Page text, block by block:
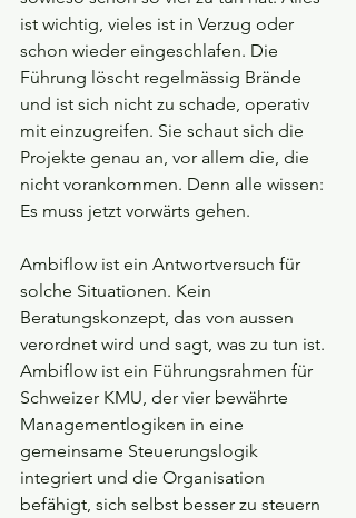
ist wichtig, vieles ist in Verzug oder
schon wieder eingeschlafen. Die
Führung löscht regelmässig Brände
und ist sich nicht zu schade, operativ
mit einzugreifen. Sie schaut sich die
Projekte genau an, vor allem die, die
nicht vorankommen. Denn alle wissen:
Es muss jetzt vorwärts gehen.
Ambiflow ist ein Antwortversuch für
solche Situationen. Kein
Beratungskonzept, das von aussen
verordnet wird und sagt, was zu tun ist.
Ambiflow ist ein Führungsrahmen für
Schweizer KMU, der vier bewährte
Managementlogiken in eine
gemeinsame Steuerungslogik
integriert und die Organisation
befähigt, sich selbst besser zu steuern